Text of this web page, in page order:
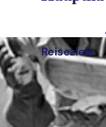
Reiseziele